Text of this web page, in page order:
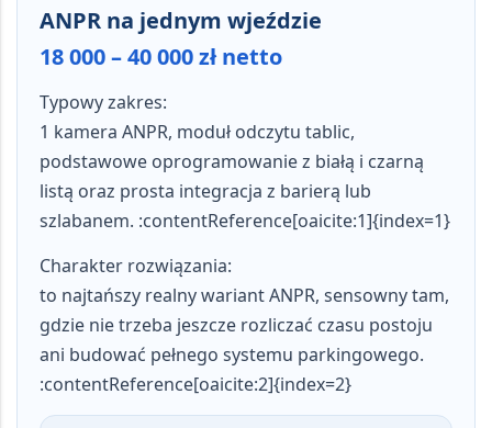
ANPR na jednym wjeździe
18 000 – 40 000 zł netto
Typowy zakres:
1 kamera ANPR, moduł odczytu tablic,
podstawowe oprogramowanie z białą i czarną
listą oraz prosta integracja z barierą lub
szlabanem. :contentReference[oaicite:1]{index=1}
Charakter rozwiązania:
to najtańszy realny wariant ANPR, sensowny tam,
gdzie nie trzeba jeszcze rozliczać czasu postoju
ani budować pełnego systemu parkingowego.
:contentReference[oaicite:2]{index=2}